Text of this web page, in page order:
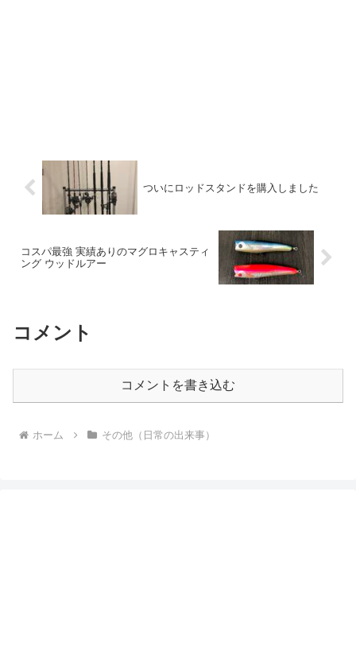
ついにロッドスタンドを購入しました
コスパ最強 実績ありのマグロキャスティ
ング ウッドルアー
コメント
コメントを書き込む
ホーム その他（日常の出来事）